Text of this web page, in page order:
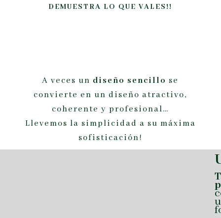
DEMUESTRA LO QUE VALES!!
A veces un diseño sencillo se
convierte en un diseño atractivo,
coherente y profesional…
Llevemos la simplicidad a su máxima
sofisticación!